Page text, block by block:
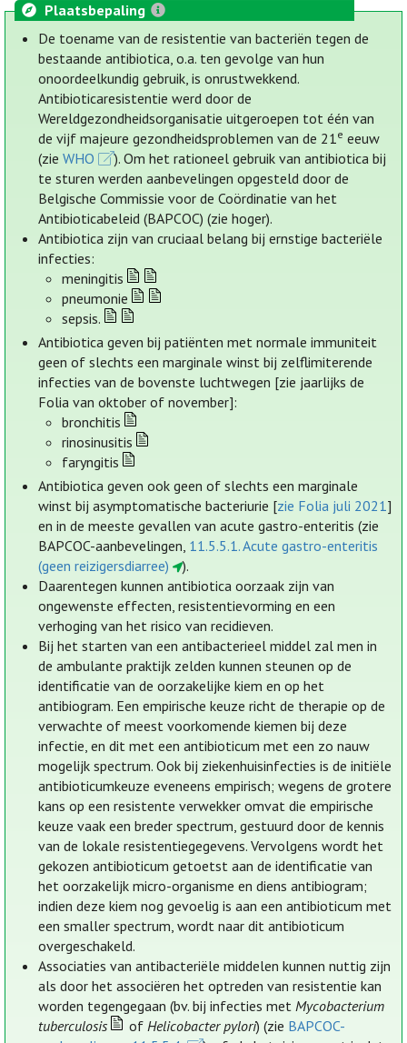
Plaatsbepaling
De toename van de resistentie van bacteriën tegen de
bestaande antibiotica, o.a. ten gevolge van hun
onoordeelkundig gebruik, is onrustwekkend.
Antibioticaresistentie werd door de
Wereldgezondheidsorganisatie uitgeroepen tot één van
de vijf majeure gezondheidsproblemen van de 21e eeuw
(zieWHO
). Om het rationeel gebruik van antibiotica bij
te sturen werden aanbevelingen opgesteld door de
Belgische Commissie voor de Coördinatie van het
Antibioticabeleid (BAPCOC) (zie hoger).
Antibiotica zijn van cruciaal belang bij ernstige bacteriële
infecties:
meningitis
pneumonie
sepsis.
Antibiotica geven bij patiënten met normale immuniteit
geen of slechts een marginale winst bij zelflimiterende
infecties van de bovenste luchtwegen [zie jaarlijks de
Folia van oktober of november]:
bronchitis
rinosinusitis
faryngitis
Antibiotica geven ook geen of slechts een marginale
winst bij asymptomatische bacteriurie [zie Folia juli 2021]
en in de meeste gevallen van acute gastro-enteritis (zie
BAPCOC-aanbevelingen, 11.5.5.1. Acute gastro-enteritis
(geen reizigersdiarree)
).
Daarentegen kunnen antibiotica oorzaak zijn van
ongewenste effecten, resistentievorming en een
verhoging van het risico van recidieven.
Bij het starten van een antibacterieel middel zal men in
de ambulante praktijk zelden kunnen steunen op de
identificatie van de oorzakelijke kiem en op het
antibiogram. Een empirische keuze richt de therapie op de
verwachte of meest voorkomende kiemen bij deze
infectie, en dit met een antibioticum met een zo nauw
mogelijk spectrum. Ook bij ziekenhuisinfecties is de initiële
antibioticumkeuze eveneens empirisch; wegens de grotere
kans op een resistente verwekker omvat die empirische
keuze vaak een breder spectrum, gestuurd door de kennis
van de lokale resistentiegegevens. Vervolgens wordt het
gekozen antibioticum getoetst aan de identificatie van
het oorzakelijk micro-organisme en diens antibiogram;
indien deze kiem nog gevoelig is aan een antibioticum met
een smaller spectrum, wordt naar dit antibioticum
overgeschakeld.
Associaties van antibacteriële middelen kunnen nuttig zijn
als door het associëren het optreden van resistentie kan
worden tegengegaan (bv. bij infecties metMycobacterium
tuberculosis
of Helicobacter pylori) (zie BAPCOC-